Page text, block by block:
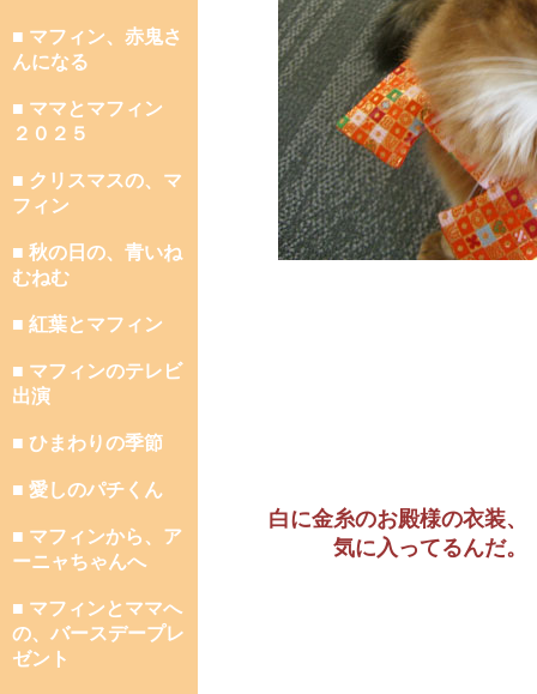
■ マフィン、赤鬼さ
んになる
■ ママとマフィン
２０２５
■ クリスマスの、マ
フィン
■ 秋の日の、青いね
むねむ
■ 紅葉とマフィン
■ マフィンのテレビ
出演
■ ひまわりの季節
■ 愛しのパチくん
■ マフィンから、ア
ーニャちゃんへ
■ マフィンとママへ
の、バースデープレ
ゼント
白に金糸のお殿様の衣装、
気に入ってるんだ。